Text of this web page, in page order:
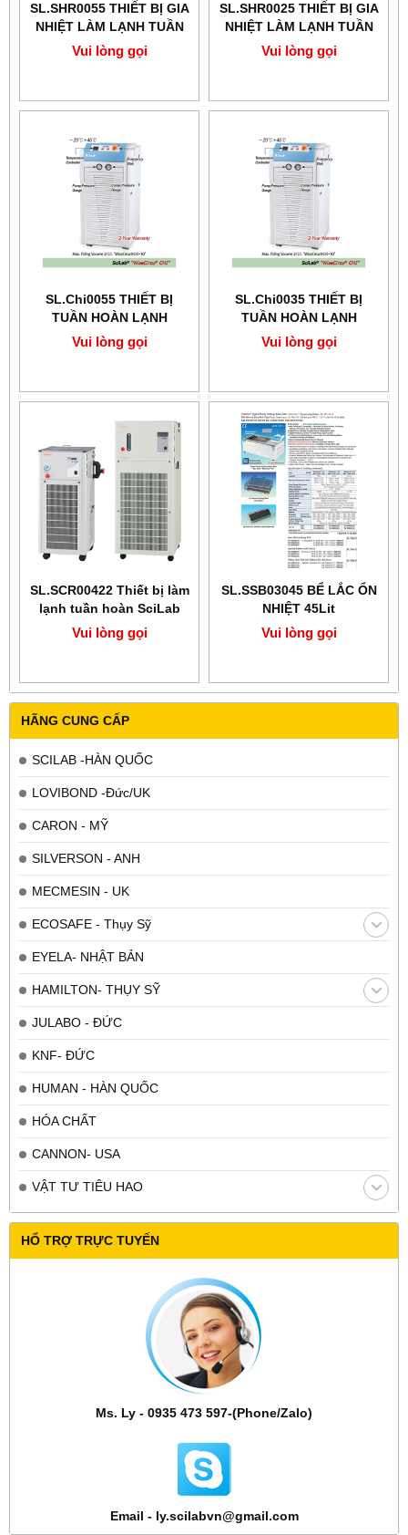
HÃNG CUNG CẤP
SCILAB -HÀN QUỐC
LOVIBOND -Đức/UK
CARON - MỸ
SILVERSON - ANH
MECMESIN - UK
ECOSAFE - Thụy Sỹ
EYELA- NHẬT BẢN
HAMILTON- THỤY SỸ
JULABO - ĐỨC
KNF- ĐỨC
HUMAN - HÀN QUỐC
HÓA CHẤT
CANNON- USA
VẬT TƯ TIÊU HAO
HỔ TRỢ TRỰC TUYẾN
Ms. Ly - 0935 473 597-(Phone/Zalo)
Email - ly.scilabvn@gmail.com
SL.SHR0055 ​​​​​​​THIẾT BỊ GIA
NHIỆT LÀM LẠNH TUẦN
HOÀN CHÍNH XÁC 18L
Vui lòng gọi
SL.SHR0025 ​​​​​​​THIẾT BỊ GIA
NHIỆT LÀM LẠNH TUẦN
HOÀN CHÍNH XÁC -30℃
+200℃
Vui lòng gọi
SL.Chi0055 THIẾT BỊ
TUẦN HOÀN LẠNH
SCILAB -20℃+40℃, 47L
Vui lòng gọi
SL.Chi0035 THIẾT BỊ
TUẦN HOÀN LẠNH
SCILAB -20℃+40℃, 29Lit
Vui lòng gọi
SL.SCR00422 Thiết bị làm
lạnh tuần hoàn SciLab
Vui lòng gọi
SL.SSB03045 BỂ LẮC ỔN
NHIỆT 45Lit
Vui lòng gọi